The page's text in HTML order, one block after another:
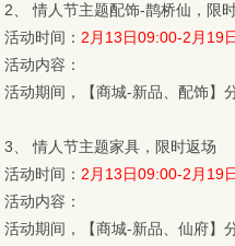
2、 情人节主题配饰-鹊桥仙，限
活动时间： 2月13日09:00-2月19
活动内容：
活动期间，【商城-新品、配饰】
3、 情人节主题家具，限时返场
活动时间： 2月13日09:00-2月19
活动内容：
活动期间，【商城-新品、仙府】